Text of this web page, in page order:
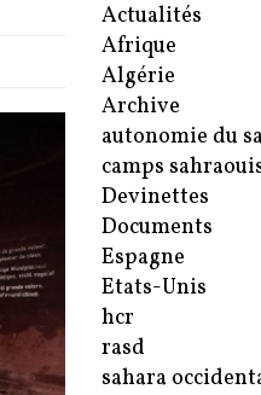
Actualités
Afrique
Algérie
Archive
autonomie du
camps
Devinettes
Documents
Espagne
Etats-Unis
hcr
rasd
sahara